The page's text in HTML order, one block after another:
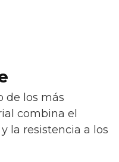
de los más
combina el
la resistencia a los